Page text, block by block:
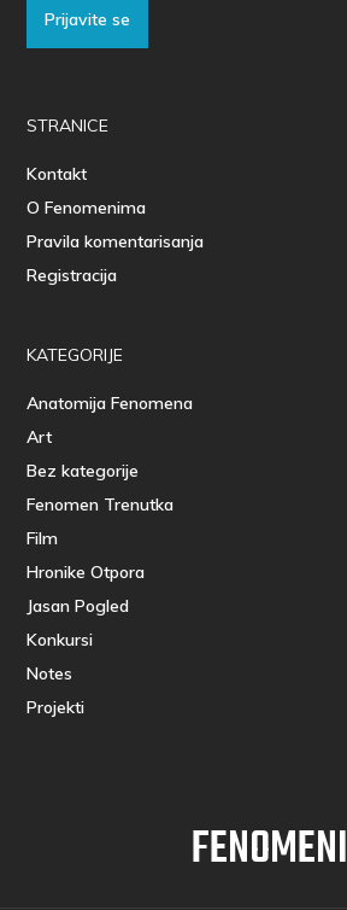
Prijavite se
STRANICE
Kontakt
O Fenomenima
Pravila komentarisanja
Registracija
KATEGORIJE
Anatomija Fenomena
Art
Bez kategorije
Fenomen Trenutka
Film
Hronike Otpora
Jasan Pogled
Konkursi
Notes
Projekti
FENOMENI